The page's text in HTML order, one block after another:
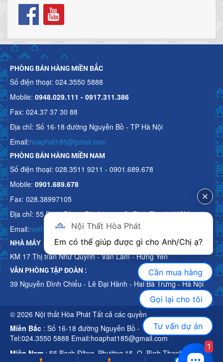
PHÒNG BÁN HÀNG MIỀN BẮC
Số điện thoại: 024.3550 5888
Mobile: 0948.029.111 - 0917.311.386
Fax: 024.37 37 30 88
Địa chỉ: Số 16-18 đường Nguyễn Bồ - TP Hà Nội
Email:hoaphat185@gmail.com
PHÒNG BÁN HÀNG MIỀN NAM
Số điện thoại: 028.3511 9211 - 0901.689.678
Mobile: 0901.689.678
Fax: 028.38997105
Địa chỉ: 55 Bạch Đằng, Phường 15, Q. Bình Thạnh, HCM
Email:noithathoaphattot@gmail.com
NHÀ MÁY
KM 17 Thị trấn Như Quỳnh - Văn Lâm - Hưng Yên
VĂN PHÒNG TẬP ĐOÀN :
39 Nguyễn Đình Chiểu - Lê Đại Hành - Hai Bà Trưng - Hà Nội
© 2026 Nội thất Hòa Phát Tất cả các quyền
Miền Bắc : Số 16-18 đường Nguyễn Bồ - TP Hà Nội
Tel:024.3550 5888 Email:hoaphat185@gmail.com
Miền Nam : 55 Bạch Đằng, Phường 15, Q. Bình Thạnh, HCM
Nội Thất Hòa Phát
Cần mua hàng
Gọi lại cho tôi
Tư vấn dự án
1